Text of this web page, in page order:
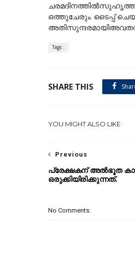
ഒത്തുചേരും. ടൈപ്പ്
Tags :
SHARE THIS
YOU MIGHT ALSO LIKE
Previous
പ്രേക്ഷകന് അൽഭൂത
ഒരുക്കിയിരിക്കുന്നത്.
No Comments: